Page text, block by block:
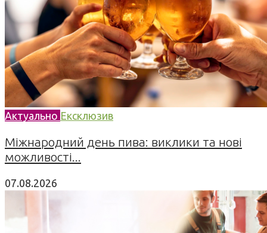
Актуально Ексклюзив
Міжнародний день пива: виклики та нові
можливості...
07.08.2026